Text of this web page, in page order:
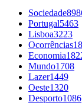
Sociedade
Portugal5463
Lisboa3223
Ocorrências
Economia
Mundo1708
Lazer1449
Oeste1320
Desporto1086